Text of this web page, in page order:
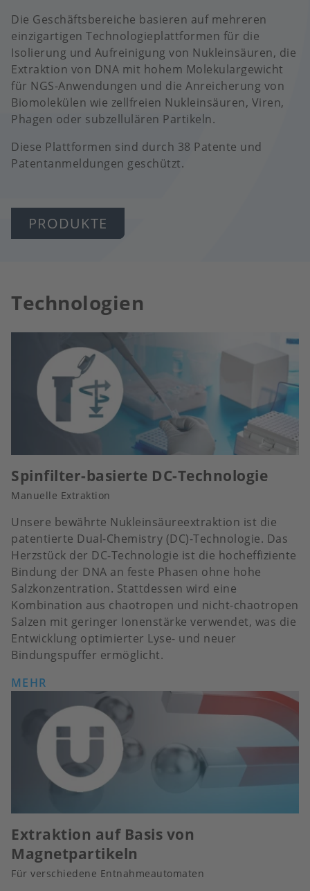
Die Geschäftsbereiche basieren auf mehreren
einzigartigen Technologieplattformen für die
Isolierung und Aufreinigung von Nukleinsäuren, die
Extraktion von DNA mit hohem Molekulargewicht
für NGS-Anwendungen und die Anreicherung von
Biomolekülen wie zellfreien Nukleinsäuren, Viren,
Phagen oder subzellulären Partikeln.
Diese Plattformen sind durch 38 Patente und
Patentanmeldungen geschützt.
PRODUKTE
Technologien
Spinfilter-basierte DC-Technologie
Manuelle Extraktion
Unsere bewährte Nukleinsäureextraktion ist die
patentierte Dual-Chemistry (DC)-Technologie. Das
Herzstück der DC-Technologie ist die hocheffiziente
Bindung der DNA an feste Phasen ohne hohe
Salzkonzentration. Stattdessen wird eine
Kombination aus chaotropen und nicht-chaotropen
Salzen mit geringer Ionenstärke verwendet, was die
Entwicklung optimierter Lyse- und neuer
Bindungspuffer ermöglicht.
MEHR
Extraktion auf Basis von
Magnetpartikeln
Für verschiedene Entnahmeautomaten